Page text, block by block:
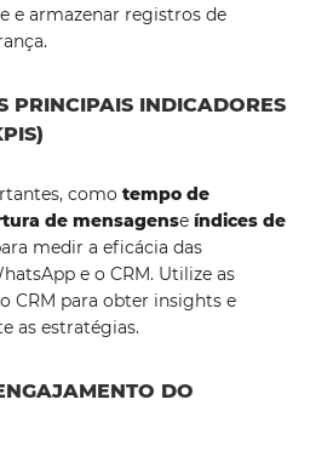
e armazenar registros de
PRINCIPAIS INDICADORES
como tempo de
de mensagense índices de
medir a eficácia das
e o CRM. Utilize as
CRM para obter insights e
as estratégias.
DO